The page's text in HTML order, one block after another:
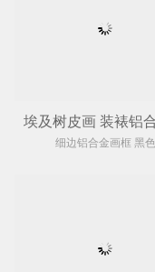
细边铝合金画框 黑色